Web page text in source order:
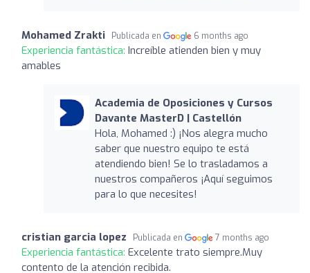
Mohamed Zrakti Publicada en 6 months ago
Experiencia fantástica: Increíble atienden bien y muy
amables
Academia de Oposiciones y Cursos
Davante MasterD | Castellón
Hola, Mohamed :) ¡Nos alegra mucho
saber que nuestro equipo te está
atendiendo bien! Se lo trasladamos a
nuestros compañeros ¡Aquí seguimos
para lo que necesites!
cristian garcia lopez Publicada en 7 months ago
Experiencia fantástica: Excelente trato siempre.Muy
contento de la atención recibida.